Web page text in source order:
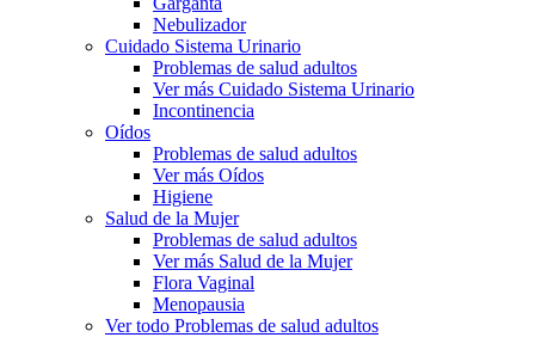
Nebulizador
Cuidado Sistema Urinario
Problemas de salud adultos
Ver más Cuidado Sistema Urinario
Incontinencia
Oídos
Problemas de salud adultos
Ver más Oídos
Higiene
Salud de la Mujer
Problemas de salud adultos
Ver más Salud de la Mujer
Flora Vaginal
Menopausia
Ver todo Problemas de salud adultos